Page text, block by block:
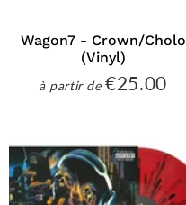
Wagon7 - Crown/Cholo
(Vinyl)
à partir dePrix
€25.00